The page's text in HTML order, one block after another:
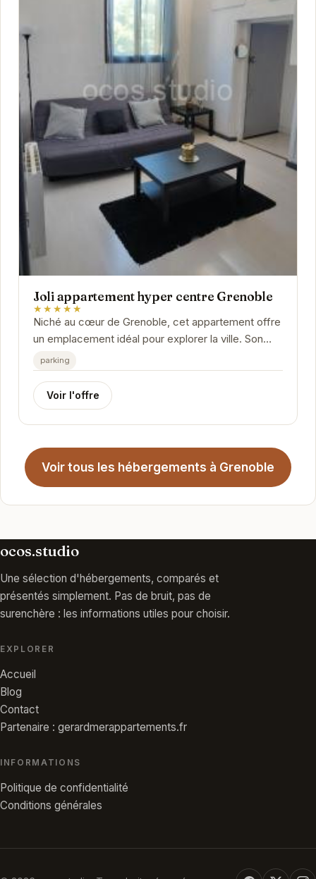
Joli appartement hyper centre Grenoble
★★★★★
Niché au cœur de Grenoble, cet appartement offre
un emplacement idéal pour explorer la ville. Son
intérieur moderne et confortable vous assure un...
parking
Voir l'offre
Voir tous les hébergements à Grenoble
ocos.studio
Une sélection d'hébergements, comparés et
présentés simplement. Pas de bruit, pas de
surenchère : les informations utiles pour choisir.
EXPLORER
Accueil
Blog
Contact
Partenaire : gerardmerappartements.fr
INFORMATIONS
Politique de confidentialité
Conditions générales